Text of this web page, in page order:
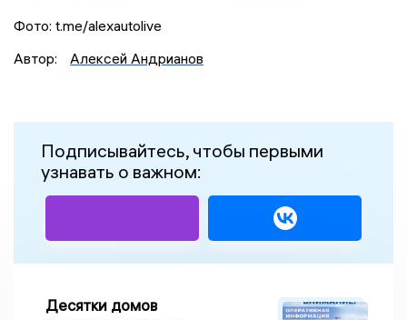
Фото: t.me/alexautolive
Автор:
Алексей Андрианов
Подписывайтесь, чтобы первыми
узнавать о важном:
Десятки домов